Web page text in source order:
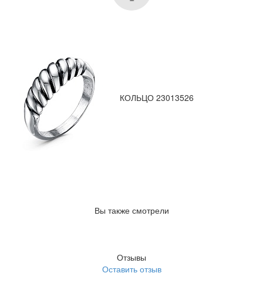
КОЛЬЦО 23013526
Вы также смотрели
Отзывы
Оставить отзыв